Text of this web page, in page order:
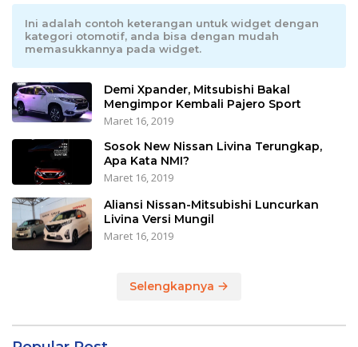
Ini adalah contoh keterangan untuk widget dengan
kategori otomotif, anda bisa dengan mudah
memasukkannya pada widget.
Demi Xpander, Mitsubishi Bakal
Mengimpor Kembali Pajero Sport
Maret 16, 2019
Sosok New Nissan Livina Terungkap,
Apa Kata NMI?
Maret 16, 2019
Aliansi Nissan-Mitsubishi Luncurkan
Livina Versi Mungil
Maret 16, 2019
Selengkapnya